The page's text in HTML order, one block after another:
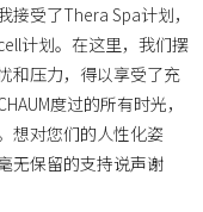
接受了Thera Spa计划，
计划。在这里，我们摆
和压力，得以享受了充
度过的所有时光，
想对您们的人性化姿
无保留的支持说声谢